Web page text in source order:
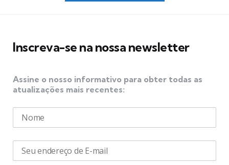
Inscreva-se na nossa newsletter
Assine o nosso informativo para obter todas as
atualizações mais recentes: